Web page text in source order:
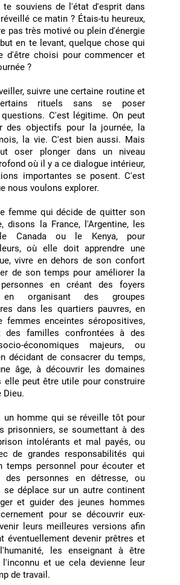
te souviens de l'état d'esprit dans
ce matin ? Étais-tu heureux,
pas très motivé ou plein d'énergie
en te levant, quelque chose qui
d'être choisi pour commencer et
?
suivre une certaine routine et
rituels sans se poser
C'est légitime. On peut
des objectifs pour la journée, la
la vie. C'est bien aussi. Mais
oser plonger dans un niveau
où il y a ce dialogue intérieur,
importantes se posent. C'est
nous voulons explorer.
femme qui décide de quitter son
disons la France, l'Argentine, les
le Canada ou le Kenya, pour
où elle doit apprendre une
vivre en dehors de son confort
de son temps pour améliorer la
en créant des foyers
en organisant des groupes
dans les quartiers pauvres, en
femmes enceintes séropositives,
des familles confrontées à des
économiques majeurs, ou
décidant de consacrer du temps,
âge, à découvrir les domaines
elle peut être utile pour construire
Dieu.
un homme qui se réveille tôt pour
prisonniers, se soumettant à des
intolérants et mal payés, ou
de grandes responsabilités qui
temps personnel pour écouter et
des personnes en détresse, ou
se déplace sur un autre continent
et guider des jeunes hommes
pour se découvrir eux-
leurs meilleures versions afin
éventuellement devenir prêtres et
les enseignant à être
l'inconnu et ue cela devienne leur
de travail.